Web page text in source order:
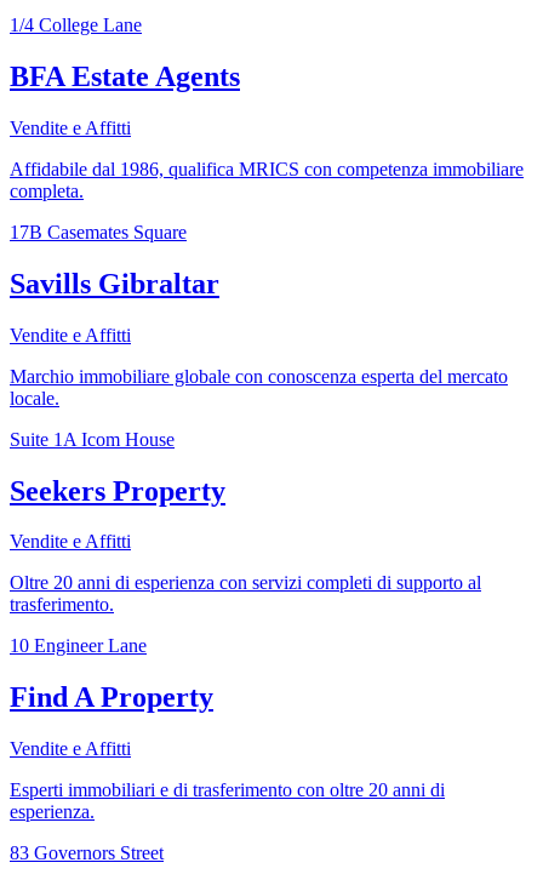
1/4 College Lane
BFA Estate Agents
Vendite e Affitti
Affidabile dal 1986, qualifica MRICS con competenza immobiliare
completa.
17B Casemates Square
Savills Gibraltar
Vendite e Affitti
Marchio immobiliare globale con conoscenza esperta del mercato
locale.
Suite 1A Icom House
Seekers Property
Vendite e Affitti
Oltre 20 anni di esperienza con servizi completi di supporto al
trasferimento.
10 Engineer Lane
Find A Property
Vendite e Affitti
Esperti immobiliari e di trasferimento con oltre 20 anni di
esperienza.
83 Governors Street